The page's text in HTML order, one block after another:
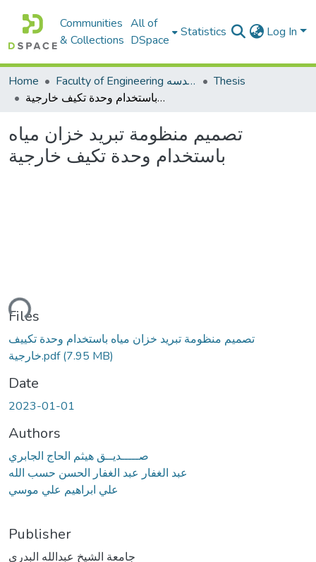
Communities
& Collections
All of
DSpace
Statistics Log In
Home Faculty of Engineering كلية الهندسه
Thesis
تصميم منظومة تبريد خزان مياه باستخدام وحدة تكيف خارجية
تصميم منظومة تبريد خزان مياه
باستخدام وحدة تكيف خارجية
Files
تصميم منظومة تبريد خزان مياه باستخدام وحدة تكييف
خارجية.pdf(7.95 MB)
Date
2023-01-01
Authors
صـــــديــق هيثم الحاج الجابري
عبد الغفار عبد الغفار الحسن حسب الله
علي ابراهيم علي موسي
Publisher
جامعة الشيخ عبدالله البدري